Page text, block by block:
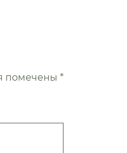
помечены *